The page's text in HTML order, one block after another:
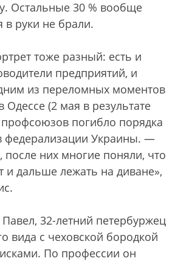
Остальные 30 % вообще
в руки не брали.
тоже разный: есть и
предприятий, и
из переломных моментов
Одессе (2 мая в результате
погибло порядка
федерализации Украины. —
после них многие поняли, что
и дальше лежать на диване»,
32-летний петербуржец
вида с чеховской бородкой
По профессии он